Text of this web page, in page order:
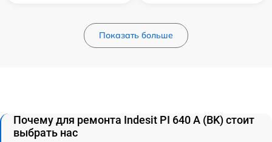
Показать больше
Почему для ремонта Indesit PI 640 A (BK) стоит
выбрать нас